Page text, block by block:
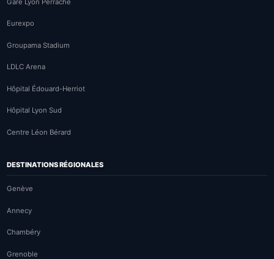
Gare Lyon Perrache
Eurexpo
Groupama Stadium
LDLC Arena
Hôpital Édouard-Herriot
Hôpital Lyon Sud
Centre Léon Bérard
DESTINATIONS RÉGIONALES
Genève
Annecy
Chambéry
Grenoble